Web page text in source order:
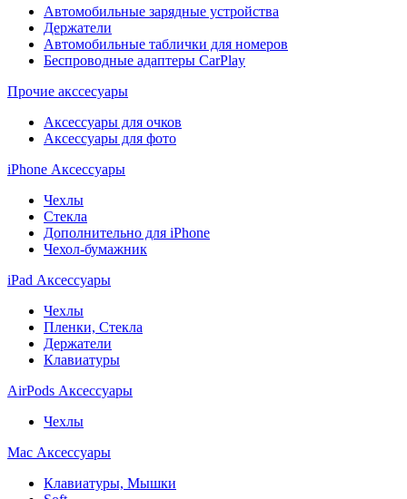
Автомобильные зарядные устройства
Держатели
Автомобильные таблички для номеров
Беспроводные адаптеры CarPlay
Прочие акссесуары
Аксессуары для очков
Аксессуары для фото
iPhone Аксессуары
Чехлы
Стекла
Дополнительно для iPhone
Чехол-бумажник
iPad Аксессуары
Чехлы
Пленки, Стекла
Держатели
Клавиатуры
AirPods Аксессуары
Чехлы
Mac Аксессуары
Клавиатуры, Мышки